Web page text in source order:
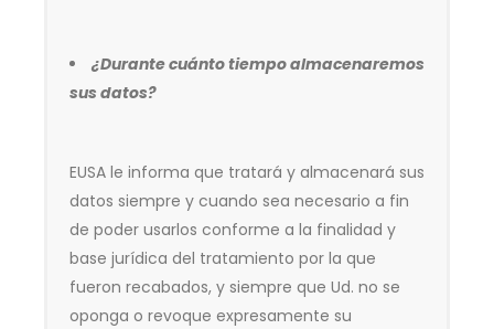
¿Durante cuánto tiempo almacenaremos
sus datos?
EUSA le informa que tratará y almacenará sus
datos siempre y cuando sea necesario a fin
de poder usarlos conforme a la finalidad y
base jurídica del tratamiento por la que
fueron recabados, y siempre que Ud. no se
oponga o revoque expresamente su